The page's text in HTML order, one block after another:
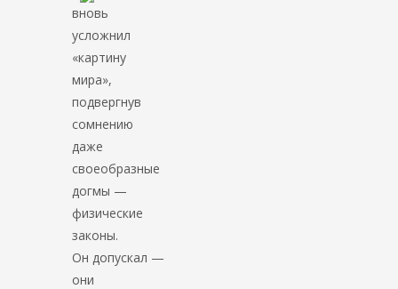
вновь
усложнил
«картину
мира»,
подвергнув
сомнению
даже
своеобразные
догмы —
физические
законы.
Он допускал —
они